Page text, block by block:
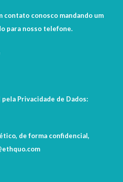
contato conosco mandando um
para nosso telefone.
Privacidade de Dados:
de forma confidencial,